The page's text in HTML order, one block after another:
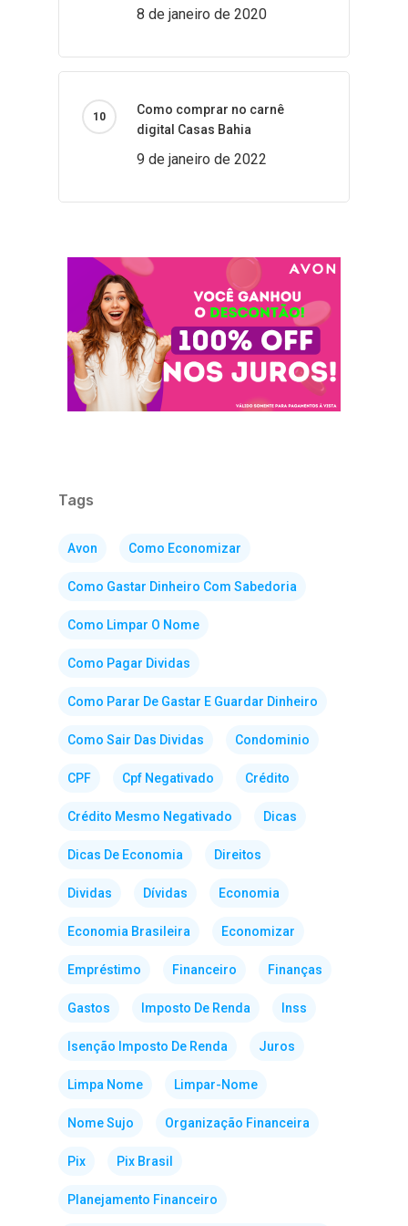
8 de janeiro de 2020
Como comprar no carnê
digital Casas Bahia
9 de janeiro de 2022
Tags
Avon Como Economizar
Como Gastar Dinheiro Com Sabedoria
Como Limpar O Nome
Como Pagar Dividas
Como Parar De Gastar E Guardar Dinheiro
Como Sair Das Dividas Condominio
CPF Cpf Negativado Crédito
Crédito Mesmo Negativado Dicas
Dicas De Economia Direitos
Dividas Dívidas Economia
Economia Brasileira Economizar
Empréstimo Financeiro Finanças
Gastos Imposto De Renda Inss
Isenção Imposto De Renda Juros
Limpa Nome Limpar-Nome
Nome Sujo Organização Financeira
Pix Pix Brasil
Planejamento Financeiro